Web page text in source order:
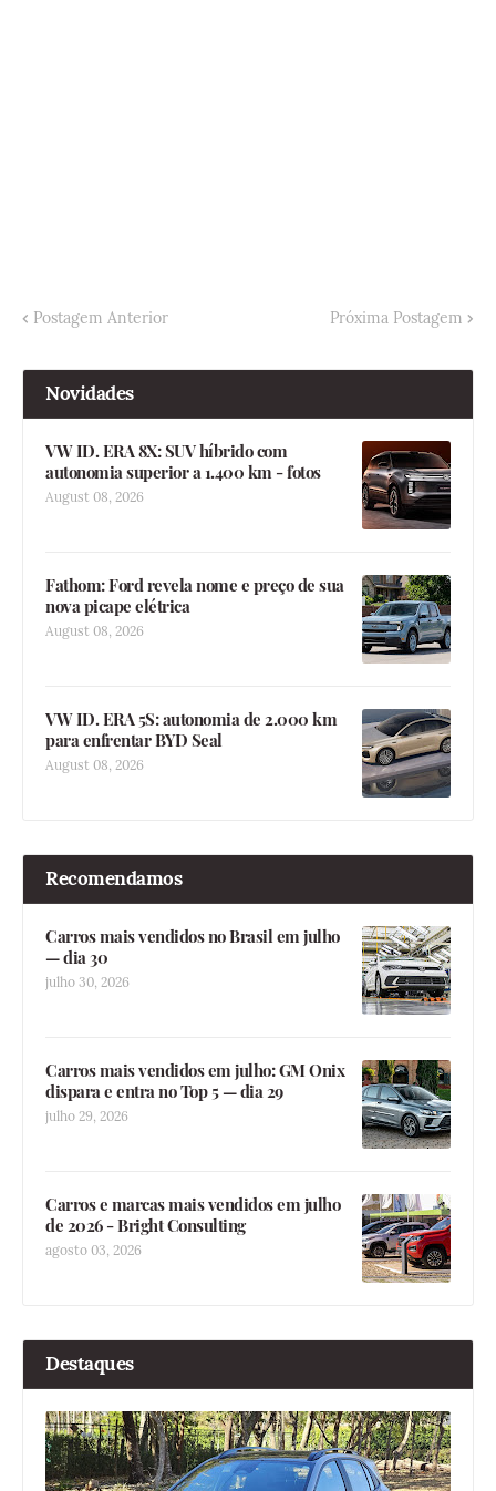
Postagem Anterior Próxima Postagem
Novidades
VW ID. ERA 8X: SUV híbrido com
autonomia superior a 1.400 km - fotos
August 08, 2026
Fathom: Ford revela nome e preço de sua
nova picape elétrica
August 08, 2026
VW ID. ERA 5S: autonomia de 2.000 km
para enfrentar BYD Seal
August 08, 2026
Recomendamos
Carros mais vendidos no Brasil em julho
— dia 30
julho 30, 2026
Carros mais vendidos em julho: GM Onix
dispara e entra no Top 5 — dia 29
julho 29, 2026
Carros e marcas mais vendidos em julho
de 2026 - Bright Consulting
agosto 03, 2026
Destaques